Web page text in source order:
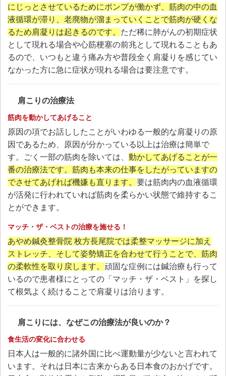
にじっとさせているためにポンプが働かず、筋肉の中の血
液循環が滞り、老廃物が溜まっていくことで筋肉が硬くな
るため肩凝りは起きるのです。 ただ稀に肺がんの初期症状
として現れる場合や心筋梗塞の前兆として現れることもあ
るので、いつもと違う痛み方や普段全く肩凝りを感じてい
なかった方に急に症状が現れる場合は要注意です。
肩こりの治療法
筋肉を動かしてあげること
原因の項でお話ししたことがいわゆる一般的な肩凝りの原
因であるため、原因が分かっている以上は治療は簡単で
す。ごく一部の筋肉を除いては、 動かしてあげることが一
番の治療法です。筋肉も本来の仕事をしたがっていますの
でさせてあげれば機嫌も直ります。 要は筋肉内の血液循環
が活発に行われていれば筋肉を柔らかい状態で維持するこ
とができます。
マッチ・ザ・ベストの治療を施せる！
あやめ鍼灸整骨院 枚方長尾院では柔整マッサージに加え
ストレッチ、そして姿勢矯正を合わせて行うことで、筋肉
の柔軟性を取り戻します。 頑固な症例には鍼治療も行って
いるので患者様にとっての「マッチ・ザ・ベスト」を探し
て根気よく続けることで肩凝りは治ります。
肩こりには、なぜこの治療法が良いのか？
食生活の変化に合わせる
日本人は一般的に諸外国に比べ運動量が少ないと言われて
います。それは日本に古来からある日本食のおかげです。